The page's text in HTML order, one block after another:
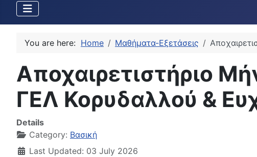
You are here: Home Μαθήματα-Εξετάσεις
Αποχαιρετιστήριο
ΓΕΛ Κορυδαλλού &
Details
Category: Βασική
Last Updated: 03 July 2026